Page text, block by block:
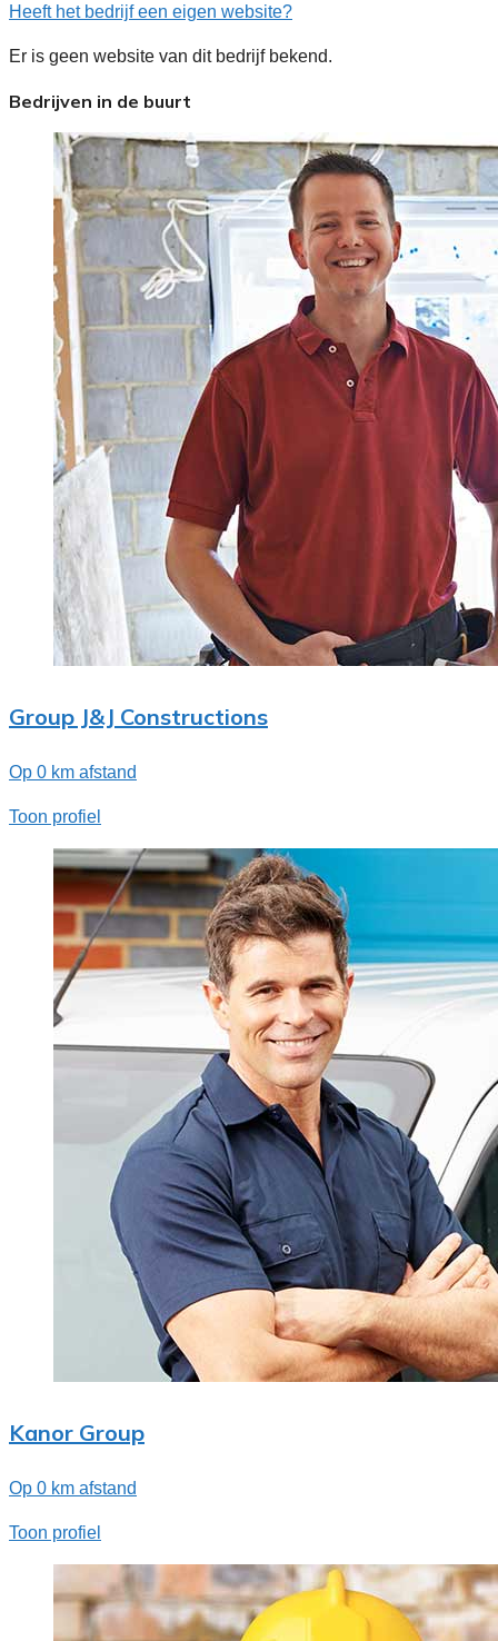
Heeft het bedrijf een eigen website?
Er is geen website van dit bedrijf bekend.
Bedrijven in de buurt
Group J&J Constructions
Op 0 km afstand
Toon profiel
Kanor Group
Op 0 km afstand
Toon profiel